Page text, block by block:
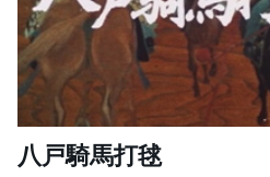
八戸騎馬打毬